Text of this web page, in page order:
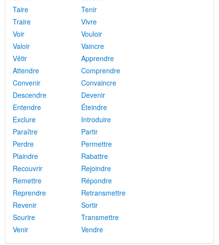
Taire
Tenir
Traire
Vivre
Voir
Vouloir
Valoir
Vaincre
Vêtir
Apprendre
Attendre
Comprendre
Convenir
Convaincre
Descendre
Devenir
Entendre
Éteindre
Exclure
Introduire
Paraître
Partir
Perdre
Permettre
Plaindre
Rabattre
Recouvrir
Rejoindre
Remettre
Répondre
Reprendre
Retransmettre
Revenir
Sortir
Sourire
Transmettre
Venir
Vendre